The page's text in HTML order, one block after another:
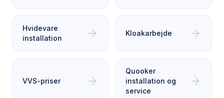
Hvidevare
installation
arrow_forward Kloakarbejde arrow_forward
VVS-priser arrow_forward
Quooker
installation og
service
arrow_forward